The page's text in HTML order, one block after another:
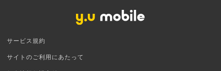
サービス規約
サイトのご利用にあたって